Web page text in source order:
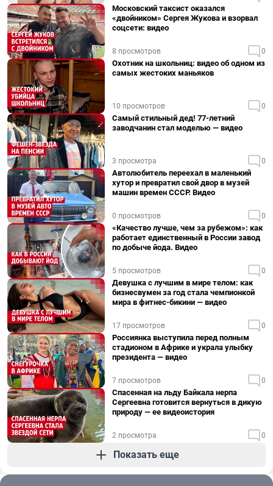
Московский таксист оказался
«двойником» Сергея Жукова и взорвал
соцсети: видео
8 просмотров 0
Охотник на школьниц: видео об одном из
самых жестоких маньяков
10 просмотров 0
Самый стильный дед! 77-летний
заводчанин стал моделью — видео
3 просмотра 0
Автолюбитель переехал в маленький
хутор и превратил свой двор в музей
машин времен СССР. Видео
0 просмотров 0
«Качество лучше, чем за рубежом»: как
работает единственный в России завод
по добыче йода. Видео
5 просмотров 0
Девушка с лучшим в мире телом: как
бизнесвумен за год стала чемпионкой
мира в фитнес-бикини — видео
17 просмотров 0
Россиянка выступила перед полным
стадионом в Африке и украла улыбку
президента — видео
7 просмотров 0
Спасенная на льду Байкала нерпа
Сергеевна готовится вернуться в дикую
природу — ее видеоистория
2 просмотра 0
Показать еще